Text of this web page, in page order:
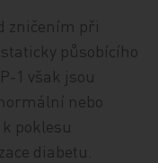
zničením při
působícího
1 však jsou
nebo
poklesu
diabetu.